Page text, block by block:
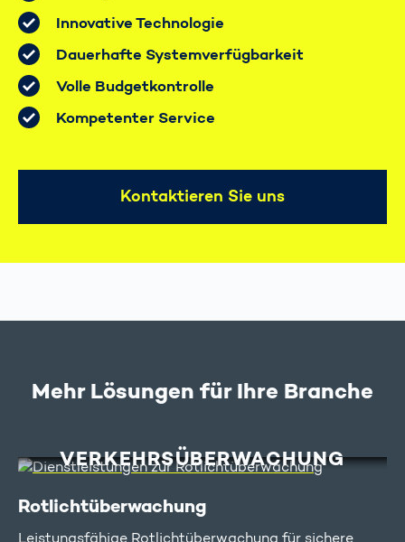
Innovative Technologie
Dauerhafte Systemverfügbarkeit
Volle Budgetkontrolle
Kompetenter Service
Kontaktieren Sie uns
Mehr Lösungen für Ihre Branche
VERKEHRS­ÜBERWACHUNG
Rotlicht­überwachung